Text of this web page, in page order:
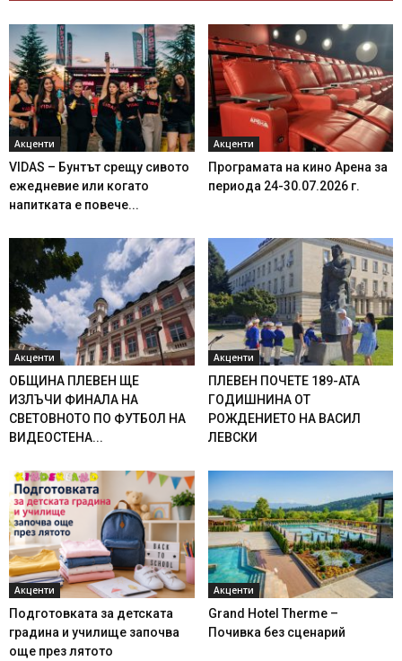
Акценти
VIDAS – Бунтът срещу сивото
ежедневие или когато
напитката е повече...
Акценти
Програмата на кино Арена за
периода 24-30.07.2026 г.
Акценти
ОБЩИНА ПЛЕВЕН ЩЕ
ИЗЛЪЧИ ФИНАЛА НА
СВЕТОВНОТО ПО ФУТБОЛ НА
ВИДЕОСТЕНА...
Акценти
ПЛЕВЕН ПОЧЕТЕ 189-АТА
ГОДИШНИНА ОТ
РОЖДЕНИЕТО НА ВАСИЛ
ЛЕВСКИ
Акценти
Подготовката за детската
градина и училище започва
още през лятото
Акценти
Grand Hotel Therme –
Почивка без сценарий